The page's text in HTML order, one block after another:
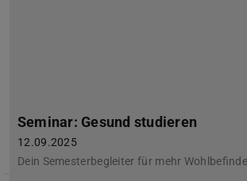
Seminar: Gesund studieren
12.09.2025
Dein Semesterbegleiter für mehr